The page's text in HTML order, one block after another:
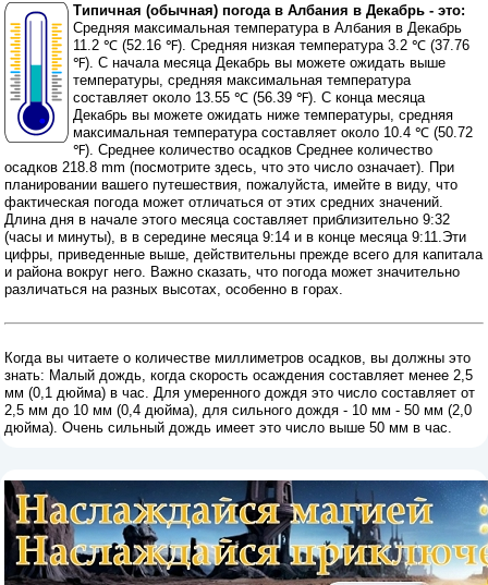
Типичная (обычная) погода в Албания в Декабрь - это:
Средняя максимальная температура в Албания в Декабрь
11.2 ℃ (52.16 ℉). Средняя низкая температура 3.2 ℃ (37.76
℉). С начала месяца Декабрь вы можете ожидать выше
температуры, средняя максимальная температура
составляет около 13.55 ℃ (56.39 ℉). С конца месяца
Декабрь вы можете ожидать ниже температуры, средняя
максимальная температура составляет около 10.4 ℃ (50.72
℉). Среднее количество осадков Среднее количество
осадков 218.8 mm (посмотрите здесь, что это число означает). При
планировании вашего путешествия, пожалуйста, имейте в виду, что
фактическая погода может отличаться от этих средних значений.
Длина дня в начале этого месяца составляет приблизительно 9:32
(часы и минуты), в в середине месяца 9:14 и в конце месяца 9:11.Эти
цифры, приведенные выше, действительны прежде всего для капитала
и района вокруг него. Важно сказать, что погода может значительно
различаться на разных высотах, особенно в горах.
Когда вы читаете о количестве миллиметров осадков, вы должны это
знать: Малый дождь, когда скорость осаждения составляет менее 2,5
мм (0,1 дюйма) в час. Для умеренного дождя это число составляет от
2,5 мм до 10 мм (0,4 дюйма), для сильного дождя - 10 мм - 50 мм (2,0
дюйма). Очень сильный дождь имеет это число выше 50 мм в час.